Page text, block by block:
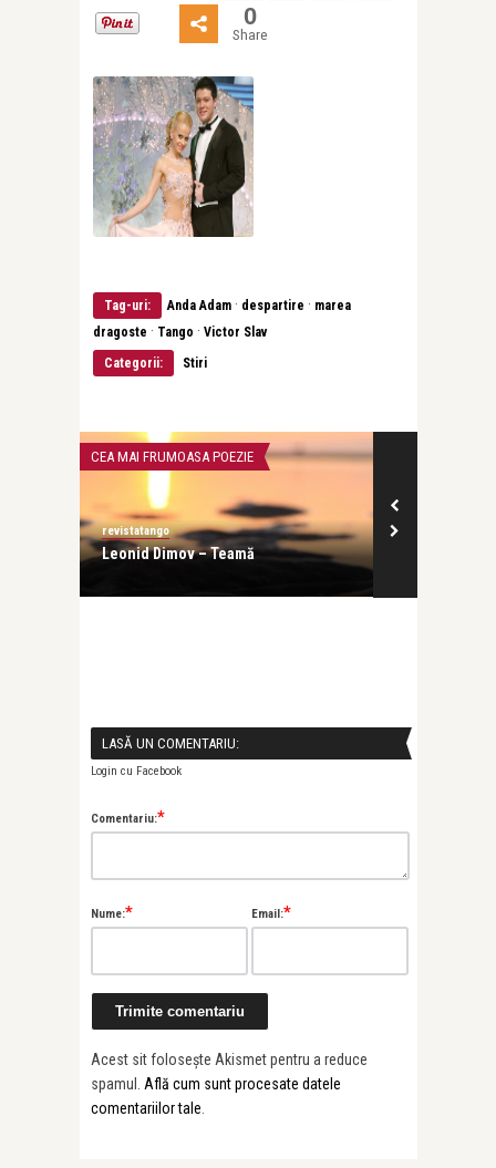
0
Share
Tag-uri: Anda Adam · despartire · marea
dragoste · Tango · Victor Slav
Categorii:
Stiri
CEA MAI FRUMOASA POEZIE
revistatango
Leonid Dimov – Teamă
LASĂ UN COMENTARIU:
Login cu Facebook
Comentariu:*
Nume:* Email:*
Acest sit folosește Akismet pentru a reduce
spamul. Află cum sunt procesate datele
comentariilor tale